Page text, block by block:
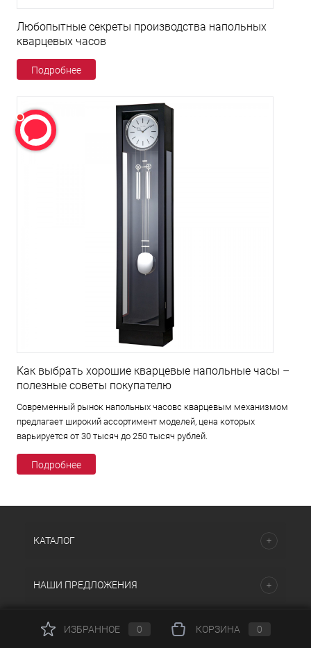
Любопытные секреты производства напольных
кварцевых часов
Подробнее
Как выбрать хорошие кварцевые напольные часы –
полезные советы покупателю
Современный рынок напольных часовс кварцевым механизмом
предлагает широкий ассортимент моделей, цена которых
варьируется от 30 тысяч до 250 тысяч рублей.
Подробнее
КАТАЛОГ
НАШИ ПРЕДЛОЖЕНИЯ
ПОМОЩЬ И СЕРВИСЫ
ИЗБРАННОЕ 0 КОРЗИНА 0